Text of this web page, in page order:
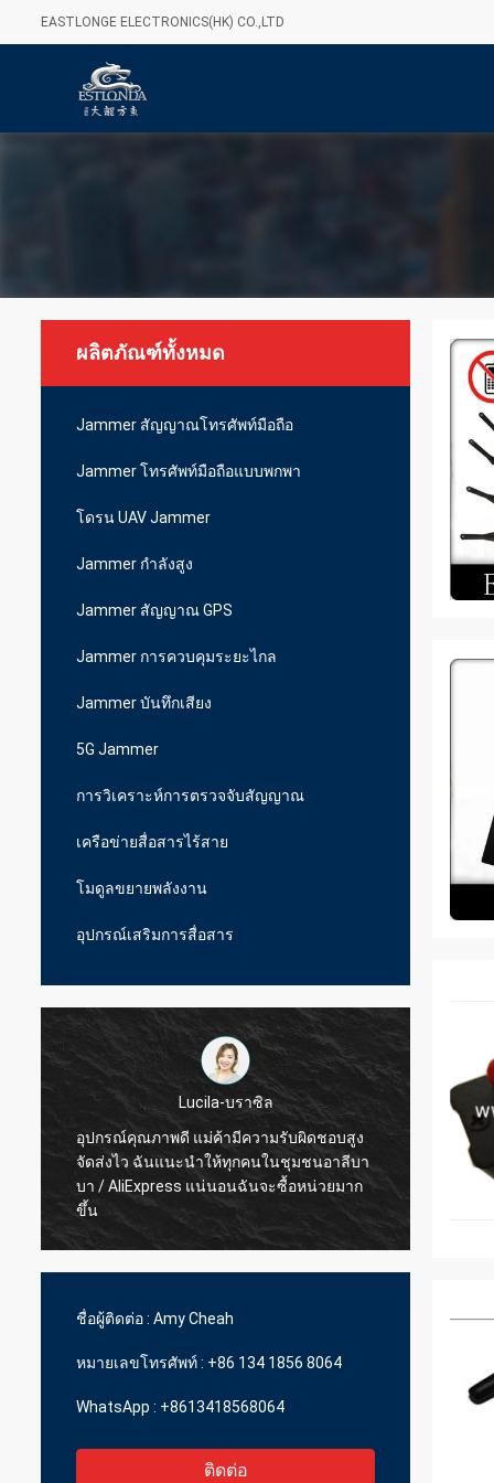
EASTLONGE ELECTRONICS(HK) CO.,LTD
ผลิตภัณฑ์ทั้งหมด
Jammer สัญญาณโทรศัพท์มือถือ
Jammer โทรศัพท์มือถือแบบพกพา
โดรน UAV Jammer
Jammer กำลังสูง
Jammer สัญญาณ GPS
Jammer การควบคุมระยะไกล
Jammer บันทึกเสียง
5G Jammer
การวิเคราะห์การตรวจจับสัญญาณ
เครือข่ายสื่อสารไร้สาย
โมดูลขยายพลังงาน
อุปกรณ์เสริมการสื่อสาร
Lucila-บราซิล
อุปกรณ์คุณภาพดี แม่ค้ามีความรับผิดชอบสูง
จัดส่งไว ฉันแนะนำให้ทุกคนในชุมชนอาลีบา
บา / AliExpress แน่นอนฉันจะซื้อหน่วยมาก
ขึ้น
สินค้า
ชื่อผู้ติดต่อ : Amy Cheah
หมายเลขโทรศัพท์ : +86 134 1856 8064
WhatsApp : +8613418568064
ติดต่อ